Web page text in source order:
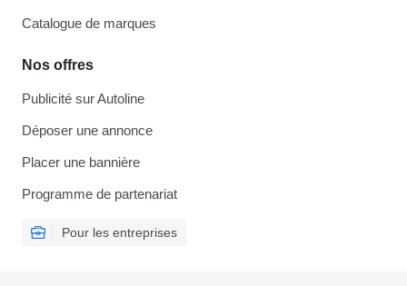
Catalogue de marques
Nos offres
Publicité sur Autoline
Déposer une annonce
Placer une bannière
Programme de partenariat
Pour les entreprises